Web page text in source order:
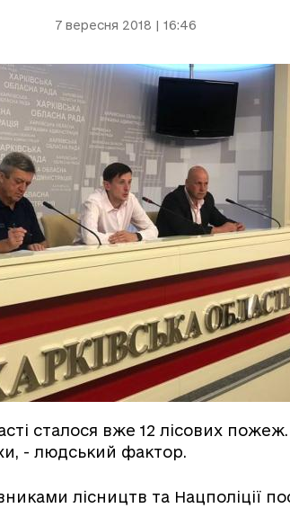
7 вересня 2018 | 16:46
сталося вже 12 лісових
- людський фактор.
лісництв та Нацполіції